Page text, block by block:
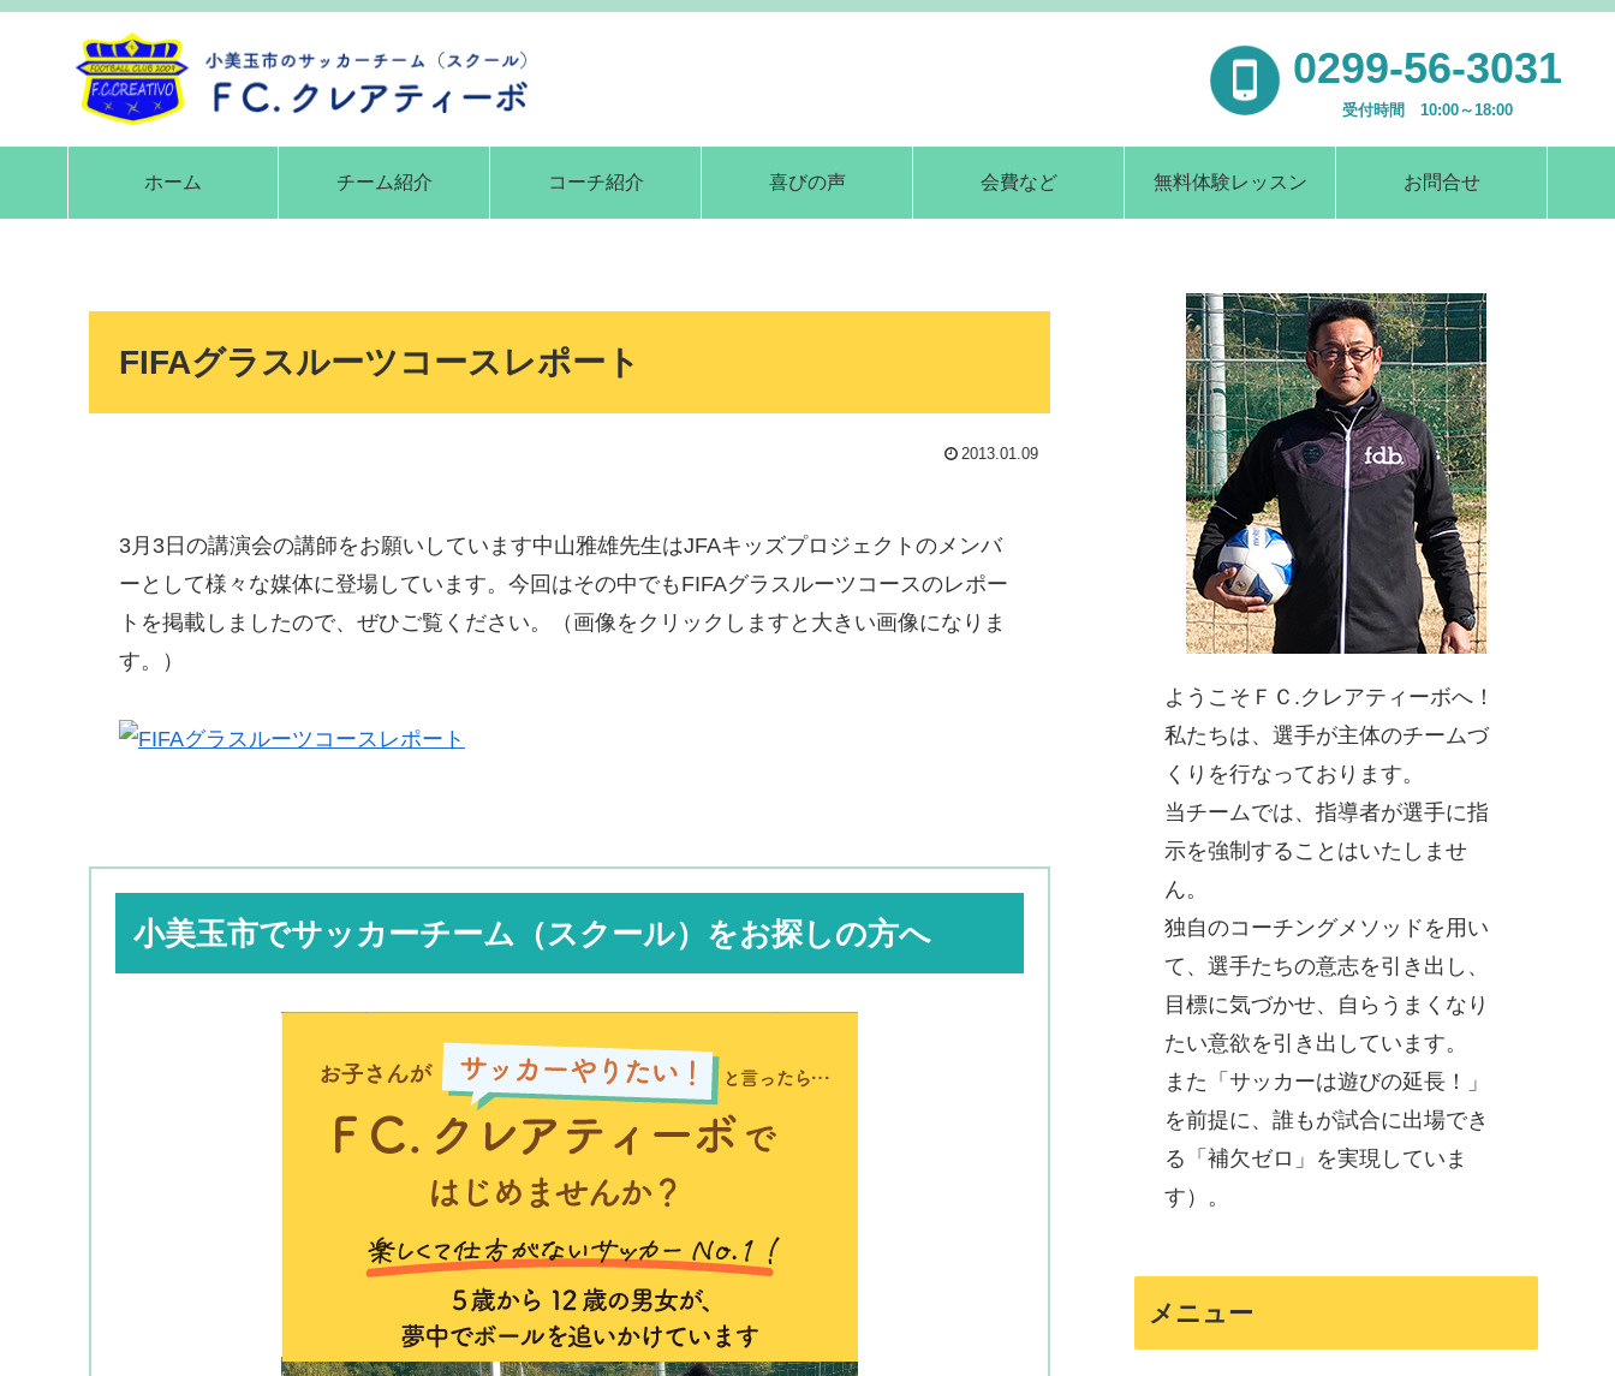
0299-56-3031
受付時間 10:00～18:00
ホーム チーム紹介 コーチ紹介 喜びの声 会費など 無料体験レッスン お問合せ
FIFAグラスルーツコースレポート
2013.01.09
3月3日の講演会の講師をお願いしています中山雅雄先生はJFAキッズプロジェクトのメンバ
ーとして様々な媒体に登場しています。今回はその中でもFIFAグラスルーツコースのレポー
トを掲載しましたので、ぜひご覧ください。（画像をクリックしますと大きい画像になりま
す。）
小美玉市でサッカーチーム（スクール）をお探しの方へ
ようこそＦＣ.クレアティーボへ！
私たちは、選手が主体のチームづ
くりを行なっております。
当チームでは、指導者が選手に指
示を強制することはいたしませ
ん。
独自のコーチングメソッドを用い
て、選手たちの意志を引き出し、
目標に気づかせ、自らうまくなり
たい意欲を引き出しています。
また「サッカーは遊びの延長！」
を前提に、誰もが試合に出場でき
る「補欠ゼロ」を実現していま
す）。
メニュー